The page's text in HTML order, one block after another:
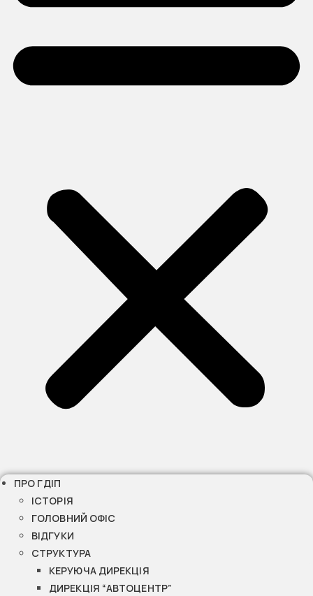
ПРО ГДІП
ІСТОРІЯ
ГОЛОВНИЙ ОФІС
ВІДГУКИ
СТРУКТУРА
КЕРУЮЧА ДИРЕКЦІЯ
ДИРЕКЦІЯ “АВТОЦЕНТР”